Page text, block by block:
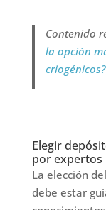
Contenido
la opción
criogénicos?
Elegir
por expertos
La elección
debe estar